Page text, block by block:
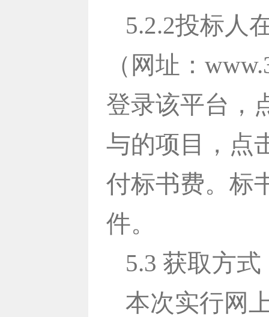
5.2.2投标人
（网址：
登录该平台，
与的项目，点
付标书费。标
件。
5.3 获取方式
本次实行网